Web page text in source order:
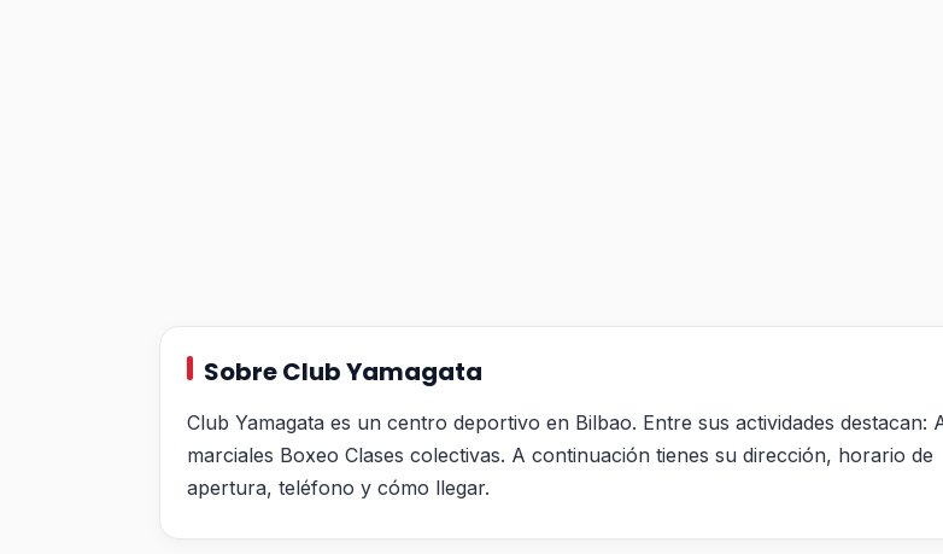
Sobre Club Yamagata
Club Yamagata es un centro deportivo en Bilbao. Entre sus actividades destacan:
marciales Boxeo Clases colectivas. A continuación tienes su dirección, horario de
apertura, teléfono y cómo llegar.